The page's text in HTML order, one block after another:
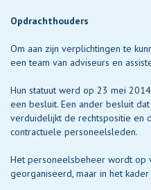
Opdrachthouders
Om aan zijn verplichtingen te
een team van adviseurs en
Hun statuut werd op 23 mei
een besluit. Een ander besluit
verduidelijkt de rechtspositie en
contractuele personeelsleden.
Het personeelsbeheer wordt op
georganiseerd, maar in het